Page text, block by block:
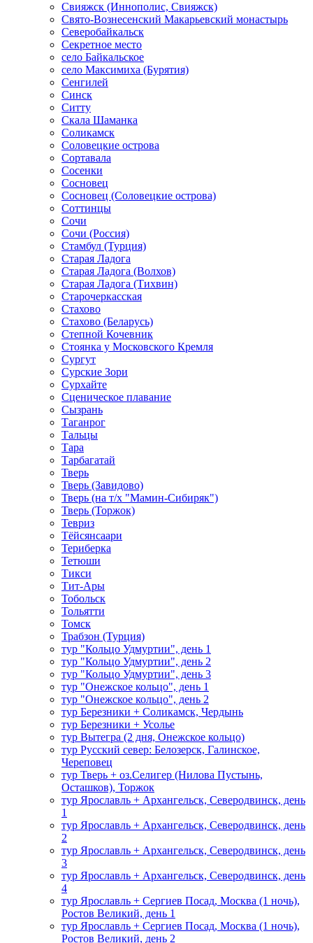
Свияжск (Иннополис, Свияжск)
Свято-Вознесенский Макарьевский монастырь
Северобайкальск
Секретное место
село Байкальское
село Максимиха (Бурятия)
Сенгилей
Синск
Ситту
Скала Шаманка
Соликамск
Соловецкие острова
Сортавала
Сосенки
Сосновец
Сосновец (Соловецкие острова)
Соттинцы
Сочи
Сочи (Россия)
Стамбул (Турция)
Старая Ладога
Старая Ладога (Волхов)
Старая Ладога (Тихвин)
Старочеркасская
Стахово
Стахово (Беларусь)
Степной Кочевник
Стоянка у Московского Кремля
Сургут
Сурские Зори
Сурхайте
Сценическое плавание
Сызрань
Таганрог
Тальцы
Тара
Тарбагатай
Тверь
Тверь (Завидово)
Тверь (на т/х "Мамин-Сибиряк")
Тверь (Торжок)
Тевриз
Тёйсянсаари
Териберка
Тетюши
Тикси
Тит-Ары
Тобольск
Тольятти
Томск
Трабзон (Турция)
тур "Кольцо Удмуртии", день 1
тур "Кольцо Удмуртии", день 2
тур "Кольцо Удмуртии", день 3
тур "Онежское кольцо", день 1
тур "Онежское кольцо", день 2
тур Березники + Соликамск, Чердынь
тур Березники + Усолье
тур Вытегра (2 дня, Онежское кольцо)
тур Русский север: Белозерск, Галинское,
Череповец
тур Тверь + оз.Селигер (Нилова Пустынь,
Осташков), Торжок
тур Ярославль + Архангельск, Северодвинск, день
1
тур Ярославль + Архангельск, Северодвинск, день
2
тур Ярославль + Архангельск, Северодвинск, день
3
тур Ярославль + Архангельск, Северодвинск, день
4
тур Ярославль + Сергиев Посад, Москва (1 ночь),
Ростов Великий, день 1
тур Ярославль + Сергиев Посад, Москва (1 ночь),
Ростов Великий, день 2